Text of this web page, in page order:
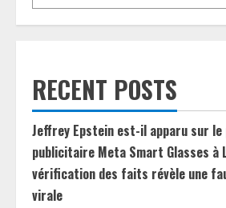
RECENT POSTS
Jeffrey Epstein est-il apparu sur le
publicitaire Meta Smart Glasses à
vérification des faits révèle une
virale